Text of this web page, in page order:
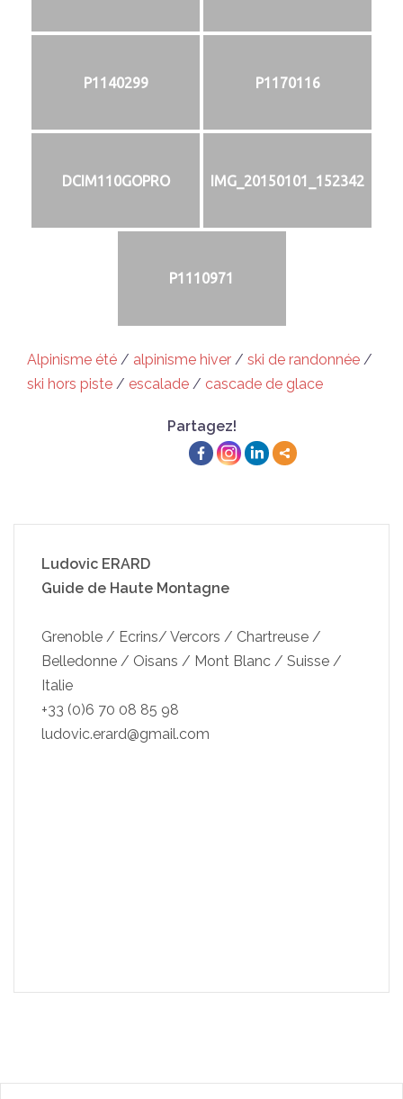
P1140299 P1170116
DCIM110GOPRO IMG_20150101_152342
P1110971
Alpinisme été / alpinisme hiver / ski de randonnée /
ski hors piste / escalade / cascade de glace
Partagez!
Ludovic ERARD
Guide de Haute Montagne
Grenoble / Ecrins/ Vercors / Chartreuse /
Belledonne / Oisans / Mont Blanc / Suisse /
Italie
+33 (0)6 70 08 85 98
ludovic.erard@gmail.com